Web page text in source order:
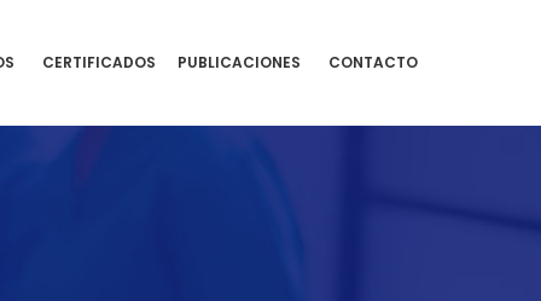
CERTIFICADOS PUBLICACIONES CONTACTO